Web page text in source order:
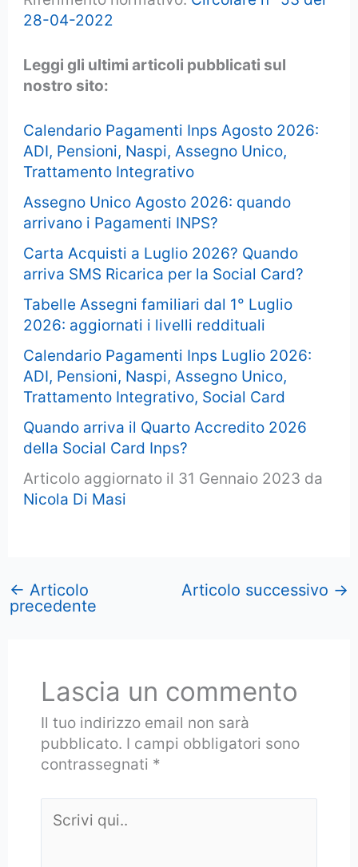
28-04-2022
Leggi gli ultimi articoli pubblicati sul
nostro sito:
Calendario Pagamenti Inps Agosto 2026:
ADI, Pensioni, Naspi, Assegno Unico,
Trattamento Integrativo
Assegno Unico Agosto 2026: quando
arrivano i Pagamenti INPS?
Carta Acquisti a Luglio 2026? Quando
arriva SMS Ricarica per la Social Card?
Tabelle Assegni familiari dal 1° Luglio
2026: aggiornati i livelli reddituali
Calendario Pagamenti Inps Luglio 2026:
ADI, Pensioni, Naspi, Assegno Unico,
Trattamento Integrativo, Social Card
Quando arriva il Quarto Accredito 2026
della Social Card Inps?
Articolo aggiornato il 31 Gennaio 2023 da
Nicola Di Masi
← Articolo
precedente
Articolo successivo →
Lascia un commento
Il tuo indirizzo email non sarà
pubblicato. I campi obbligatori sono
contrassegnati *
qui..